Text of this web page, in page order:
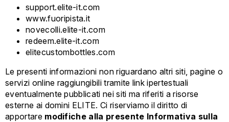
support.elite-it.com
www.fuoripista.it
novecolli.elite-it.com
redeem.elite-it.com
elitecustombottles.com
Le presenti informazioni non riguardano altri siti, pagine o
servizi online raggiungibili tramite link ipertestuali
eventualmente pubblicati nei siti ma riferiti a risorse
esterne ai domini ELITE. Ci riserviamo il diritto di
apportare modifiche alla presente Informativa sulla